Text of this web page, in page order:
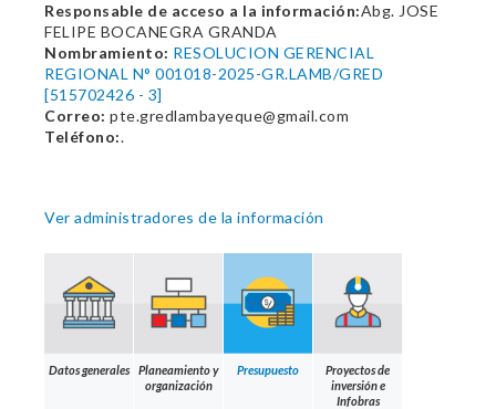
Responsable de acceso a la información:Abg. JOSE
FELIPE BOCANEGRA GRANDA
Nombramiento: RESOLUCION GERENCIAL
REGIONAL N° 001018-2025-GR.LAMB/GRED
[515702426 - 3]
Correo: pte.gredlambayeque@gmail.com
Teléfono:.
Ver administradores de la información
Datos generales
Planeamiento y
organización
Presupuesto
Proyectos de
inversión e
Infobras